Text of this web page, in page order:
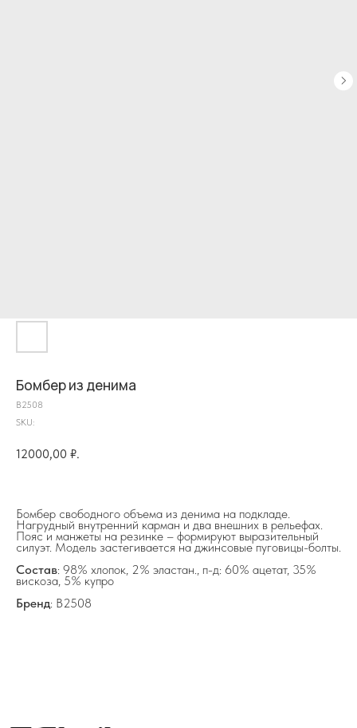
Бомбер из денима
B2508
SKU:
12000,00 ₽.
Бомбер свободного объема из денима на подкладе.
Нагрудный внутренний карман и два внешних в рельефах.
Пояс и манжеты на резинке – формируют выразительный
силуэт. Модель застегивается на джинсовые пуговицы-болты.
Состав: 98% хлопок, 2% эластан., п-д: 60% ацетат, 35%
вискоза, 5% купро
Бренд: B2508
Разделы сайта
+7 919 690-30-30